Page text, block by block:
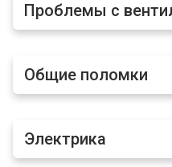
Проблемы с
Общие поломки
Электрика